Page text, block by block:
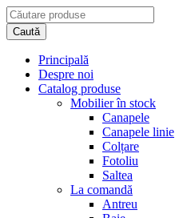
Principală
Despre noi
Catalog produse
Mobilier în stock
Canapele
Canapele linie
Colțare
Fotoliu
Saltea
La comandă
Antreu